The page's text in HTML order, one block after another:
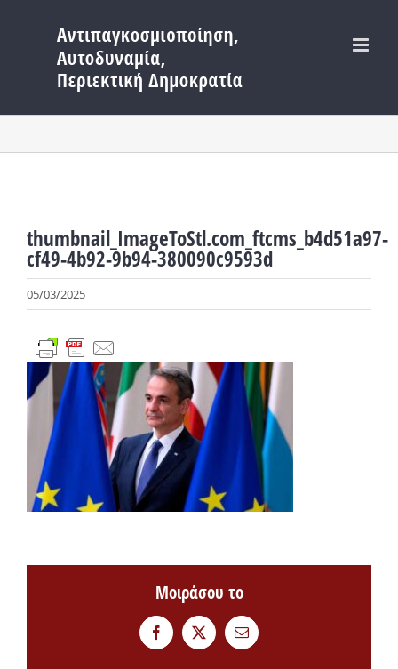
περιεχόμενο
thumbnail_ImageToStl.com_ftcms_b4d51a97-
cf49-4b92-9b94-380090c9593d
05/03/2025
Μοιράσου το
FacebookTwitterEmail